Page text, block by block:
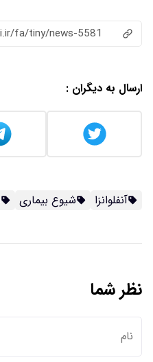
fa/tiny/news-5581
ارسال به دیگران :
آنفلوانزا شیوع بیماری
نظر شما